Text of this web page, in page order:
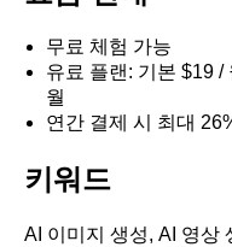
무료 체험 가능
유료 플랜: 기본 $19 /
월
연간 결제 시 최대
키워드
AI 이미지 생성, AI 영상